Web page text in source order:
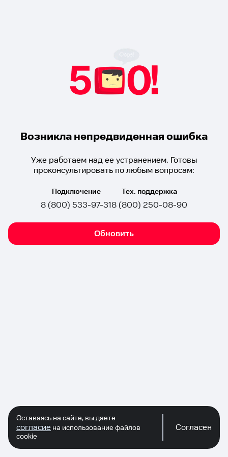
Возникла непредвиденная ошибка
Уже работаем над ее устранением. Готовы
проконсультировать по любым вопросам:
Подключение
8 (800) 533-97-31
Тех. поддержка
8 (800) 250-08-90
Обновить
Оставаясь на сайте, вы даете
согласие на использование файлов
cookie
Согласен